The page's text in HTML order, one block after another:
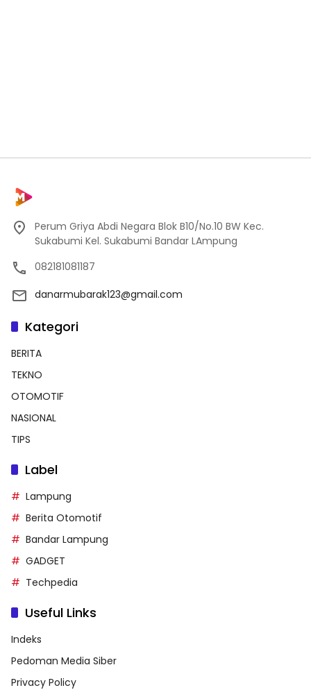
Perum Griya Abdi Negara Blok B10/No.10 BW Kec.
Sukabumi Kel. Sukabumi Bandar LAmpung
082181081187
danarmubarak123@gmail.com
Kategori
BERITA
TEKNO
OTOMOTIF
NASIONAL
TIPS
Label
Lampung
Berita Otomotif
Bandar Lampung
GADGET
Techpedia
Useful Links
Indeks
Pedoman Media Siber
Privacy Policy